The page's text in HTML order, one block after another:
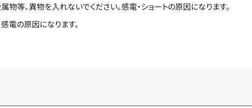
等、異物を入れないでください。感電・ショートの原因になります。
電の原因になります。